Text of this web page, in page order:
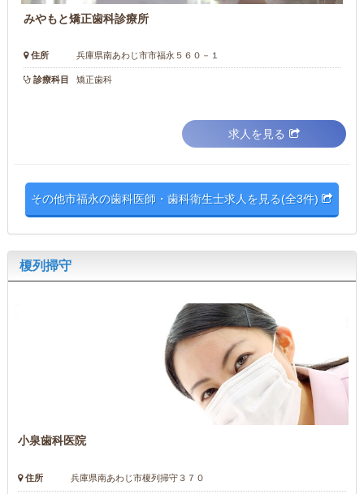
みやもと矯正歯科診療所
住所 兵庫県南あわじ市市福永５６０－１
診療科目 矯正歯科
求人を見る
その他市福永の歯科医師・歯科衛生士求人を見る(全3件)
榎列掃守
小泉歯科医院
住所 兵庫県南あわじ市榎列掃守３７０